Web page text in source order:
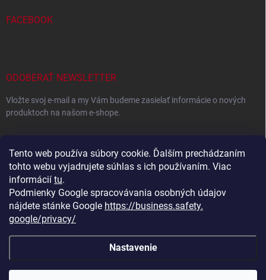
Tento web používa súbory cookie. Ďalším prechádzaním
tohto webu vyjadrujete súhlas s ich používaním. Viac
informácií tu.
Podmienky Google spracovávania osobných údajov
nájdete stánke Google https://business.safety.
google/privacy/
Nastavenie
FACEBOOK
ODOBERAŤ NEWSLETTER
Vložte svoj e-mail a my Vám budeme zasielať informácie o nových
produktoch na našom e-shope.
Vložením e-mailu súhlasíte spodmienkami ochrany osobných
údajov
Prihlásiť sa